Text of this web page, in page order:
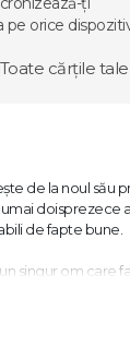
pe orice
Toate cărțile
de la noul său
doisprezece
de fapte bune.
singur om